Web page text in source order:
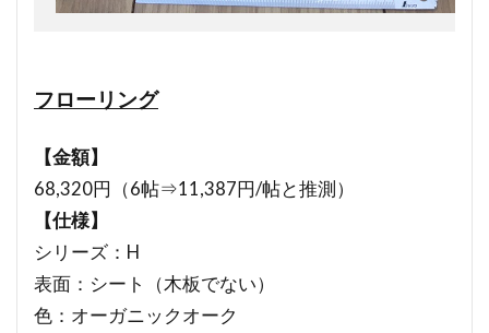
フローリング
【金額】
68,320円（6帖⇒11,387円/帖と推測）
【仕様】
シリーズ：H
表面：シート（木板でない）
色：オーガニックオーク